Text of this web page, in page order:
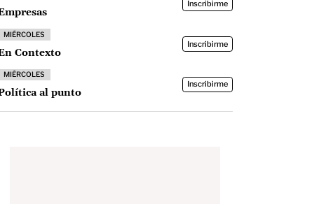
Inscribirme
MIÉRCOLES
Contexto
Inscribirme
MIÉRCOLES
al punto
Inscribirme